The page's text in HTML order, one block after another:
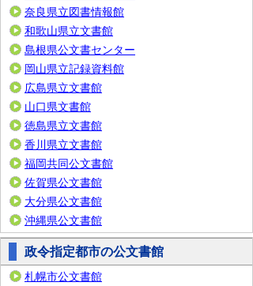
奈良県立図書情報館
和歌山県立文書館
島根県公文書センター
岡山県立記録資料館
広島県立文書館
山口県文書館
徳島県立文書館
香川県立文書館
福岡共同公文書館
佐賀県公文書館
大分県公文書館
沖縄県公文書館
政令指定都市の公文書館
札幌市公文書館